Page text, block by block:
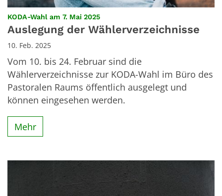
KODA-Wahl am 7. Mai 2025:
Auslegung der Wählerverzeichnisse
10. Feb. 2025
Vom 10. bis 24. Februar sind die
Wählerverzeichnisse zur KODA-Wahl im Büro des
Pastoralen Raums öffentlich ausgelegt und
können eingesehen werden.
Mehr